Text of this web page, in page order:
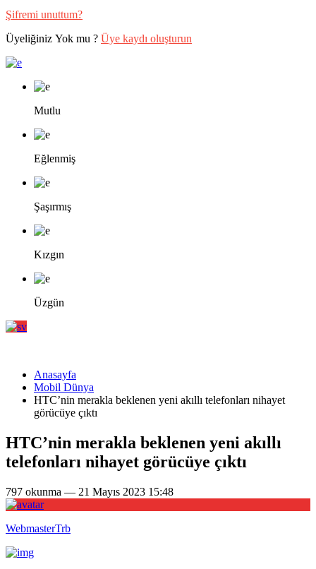
Şifremi unuttum?
Üyeliğiniz Yok mu ? Üye kaydı oluşturun
Mutlu
Eğlenmiş
Şaşırmış
Kızgın
Üzgün
Anasayfa
Mobil Dünya
HTC’nin merakla beklenen yeni akıllı telefonları nihayet
görücüye çıktı
HTC’nin merakla beklenen yeni akıllı
telefonları nihayet görücüye çıktı
797 okunma — 21 Mayıs 2023 15:48
WebmasterTrb